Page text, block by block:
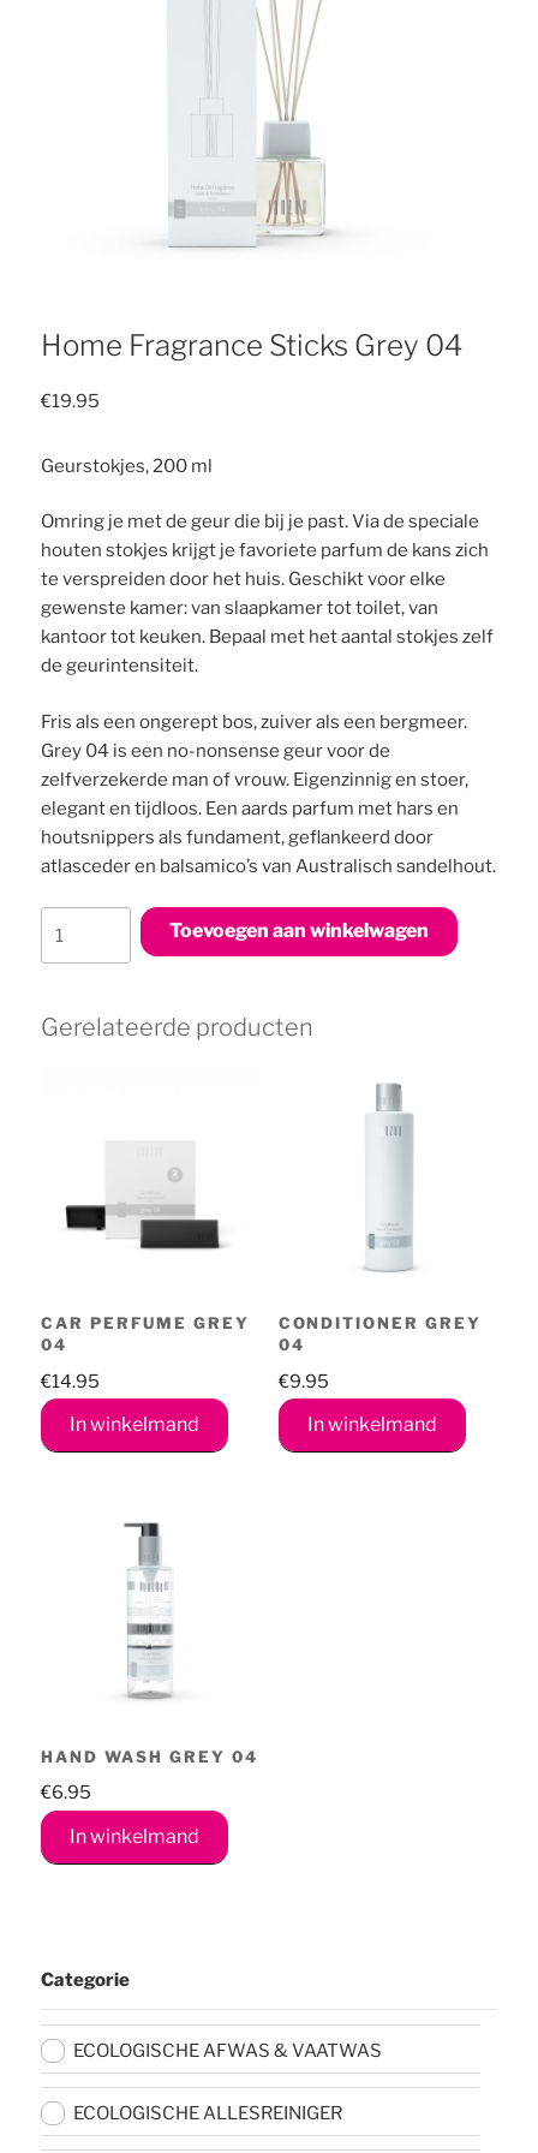
Home Fragrance Sticks Grey 04
€19.95
Geurstokjes, 200 ml
Omring je met de geur die bij je past. Via de speciale
houten stokjes krijgt je favoriete parfum de kans zich
te verspreiden door het huis. Geschikt voor elke
gewenste kamer: van slaapkamer tot toilet, van
kantoor tot keuken. Bepaal met het aantal stokjes zelf
de geurintensiteit.
Fris als een ongerept bos, zuiver als een bergmeer.
Grey 04 is een no-nonsense geur voor de
zelfverzekerde man of vrouw. Eigenzinnig en stoer,
elegant en tijdloos. Een aards parfum met hars en
houtsnippers als fundament, geflankeerd door
atlasceder en balsamico’s van Australisch sandelhout.
Fragrance
04
Toevoegen aan winkelwagen
Gerelateerde producten
CAR PERFUME GREY
04
€14.95
In winkelmand
CONDITIONER GREY
04
€9.95
In winkelmand
HAND WASH GREY 04
€6.95
In winkelmand
Categorie
ECOLOGISCHE AFWAS & VAATWAS
ECOLOGISCHE ALLESREINIGER